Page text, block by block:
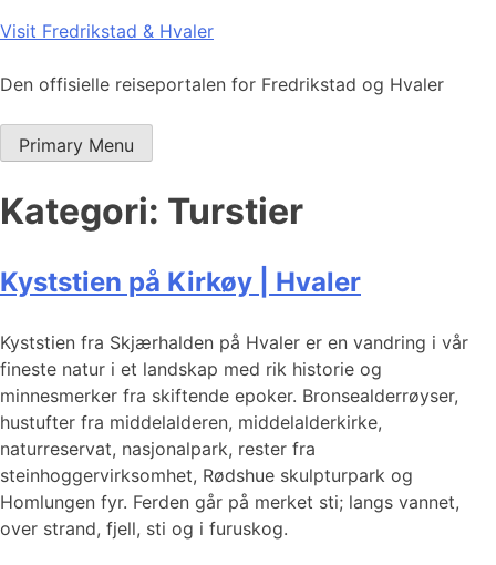
Skip
content
Visit Fredrikstad & Hvaler
Den offisielle reiseportalen for Fredrikstad og Hvaler
Primary Menu
Kategori: Turstier
Kyststien på Kirkøy | Hvaler
Kyststien fra Skjærhalden på Hvaler er en vandring i vår
fineste natur i et landskap med rik historie og
minnesmerker fra skiftende epoker. Bronsealderrøyser,
hustufter fra middelalderen, middelalderkirke,
naturreservat, nasjonalpark, rester fra
steinhoggervirksomhet, Rødshue skulpturpark og
Homlungen fyr. Ferden går på merket sti; langs vannet,
over strand, fjell, sti og i furuskog.